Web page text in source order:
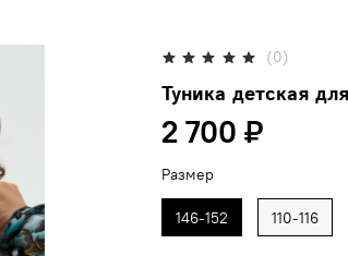
(0)
Туника детская
2 700 ₽
Размер
146-152 110-116